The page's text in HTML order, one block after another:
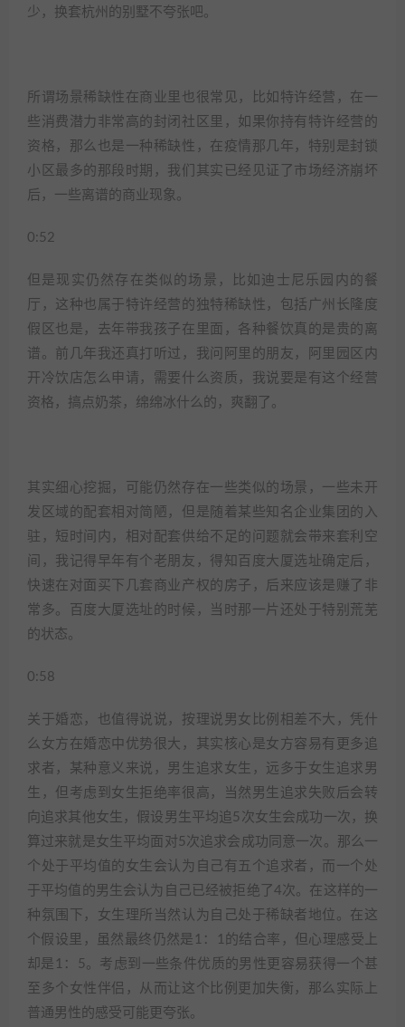
少，换套杭州的别墅不夸张吧。
所谓场景稀缺性在商业里也很常见，比如特许经营，在一
些消费潜力非常高的封闭社区里，如果你持有特许经营的
资格，那么也是一种稀缺性，在疫情那几年，特别是封锁
小区最多的那段时期，我们其实已经见证了市场经济崩坏
后，一些离谱的商业现象。
0:52
但是现实仍然存在类似的场景，比如迪士尼乐园内的餐
厅，这种也属于特许经营的独特稀缺性，包括广州长隆度
假区也是，去年带我孩子在里面，各种餐饮真的是贵的离
谱。前几年我还真打听过，我问阿里的朋友，阿里园区内
开冷饮店怎么申请，需要什么资质，我说要是有这个经营
资格，搞点奶茶，绵绵冰什么的，爽翻了。
其实细心挖掘，可能仍然存在一些类似的场景，一些未开
发区域的配套相对简陋，但是随着某些知名企业集团的入
驻，短时间内，相对配套供给不足的问题就会带来套利空
间，我记得早年有个老朋友，得知百度大厦选址确定后，
快速在对面买下几套商业产权的房子，后来应该是赚了非
常多。百度大厦选址的时候，当时那一片还处于特别荒芜
的状态。
0:58
关于婚恋，也值得说说，按理说男女比例相差不大，凭什
么女方在婚恋中优势很大，其实核心是女方容易有更多追
求者，某种意义来说，男生追求女生，远多于女生追求男
生，但考虑到女生拒绝率很高，当然男生追求失败后会转
向追求其他女生，假设男生平均追5次女生会成功一次，换
算过来就是女生平均面对5次追求会成功同意一次。那么一
个处于平均值的女生会认为自己有五个追求者，而一个处
于平均值的男生会认为自己已经被拒绝了4次。在这样的一
种氛围下，女生理所当然认为自己处于稀缺者地位。在这
个假设里，虽然最终仍然是1：1的结合率，但心理感受上
却是1：5。考虑到一些条件优质的男性更容易获得一个甚
至多个女性伴侣，从而让这个比例更加失衡，那么实际上
普通男性的感受可能更夸张。